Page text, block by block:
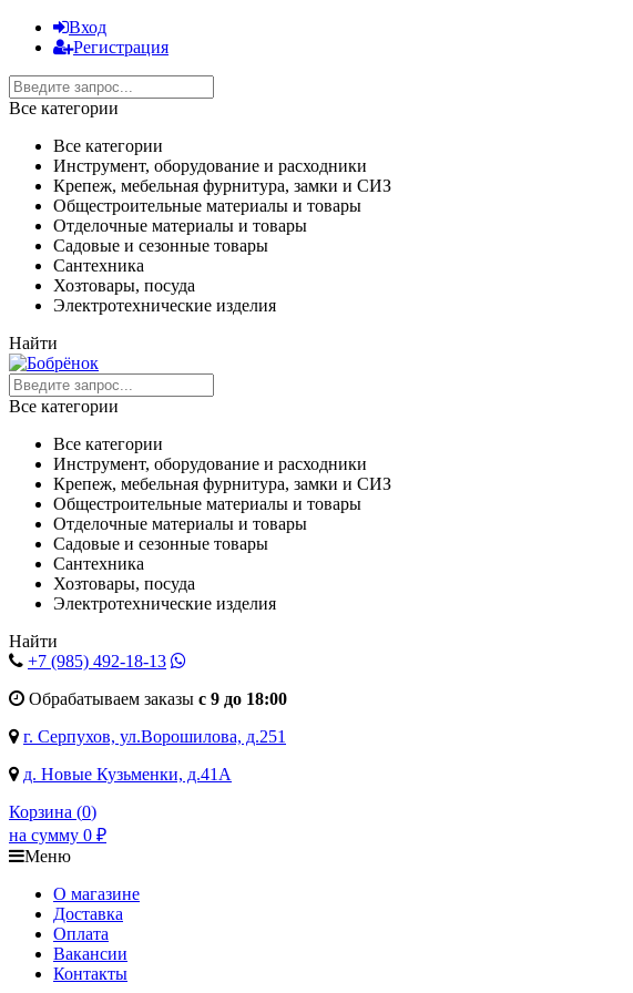
Вход
Регистрация
Все категории
Все категории
Инструмент, оборудование и расходники
Крепеж, мебельная фурнитура, замки и СИЗ
Общестроительные материалы и товары
Отделочные материалы и товары
Садовые и сезонные товары
Сантехника
Хозтовары, посуда
Электротехнические изделия
Найти
Все категории
Все категории
Инструмент, оборудование и расходники
Крепеж, мебельная фурнитура, замки и СИЗ
Общестроительные материалы и товары
Отделочные материалы и товары
Садовые и сезонные товары
Сантехника
Хозтовары, посуда
Электротехнические изделия
Найти
+7 (985) 492-18-13
Обрабатываем заказы с 9 до 18:00
г. Серпухов, ул.Ворошилова, д.251
д. Новые Кузьменки, д.41А
Корзина (0)
на сумму 0 ₽
Меню
О магазине
Доставка
Оплата
Вакансии
Контакты